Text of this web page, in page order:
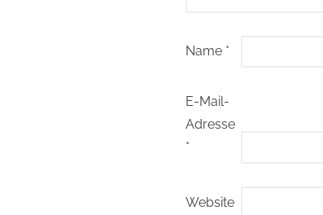
Name *
E-Mail-
Adresse
*
Website